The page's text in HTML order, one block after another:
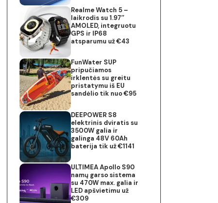
Realme Watch 5 –
laikrodis su 1.97″
AMOLED, integruotu
GPS ir IP68
atsparumu už €43
FunWater SUP
pripučiamos
irklentės su greitu
pristatymu iš EU
sandėlio tik nuo €95
DEEPOWER S8
elektrinis dviratis su
3500W galia ir
galinga 48V 60Ah
baterija tik už €1141
ULTIMEA Apollo S90
namų garso sistema
su 470W max. galia ir
LED apšvietimu už
€309